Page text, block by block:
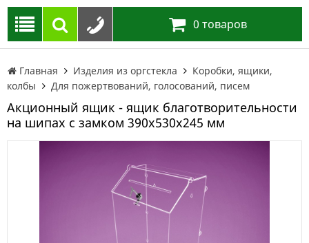
0 товаров
Главная Изделия из оргстекла
Коробки, ящики,
колбы
Для пожертвований, голосований, писем
Акционный ящик - ящик благотворительности
на шипах с замком 390х530х245 мм